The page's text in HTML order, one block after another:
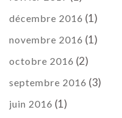
décembre 2016 (1)
novembre 2016 (1)
octobre 2016 (2)
septembre 2016 (3)
juin 2016 (1)